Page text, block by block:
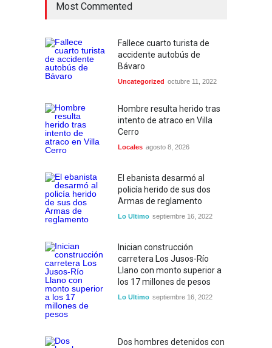
Most Commented
Fallece cuarto turista de
accidente autobús de
Bávaro
Uncategorized octubre 11, 2022
Hombre resulta herido tras
intento de atraco en Villa
Cerro
Locales agosto 8, 2026
El ebanista desarmó al
policía herido de sus dos
Armas de reglamento
Lo Ultimo septiembre 16, 2022
Inician construcción
carretera Los Jusos-Río
Llano con monto superior a
los 17 millones de pesos
Lo Ultimo septiembre 16, 2022
Dos hombres detenidos con